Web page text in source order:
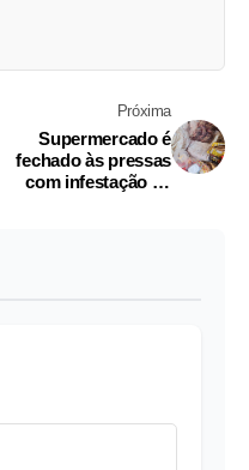
Próxima
Supermercado é
fechado às pressas
com infestação de